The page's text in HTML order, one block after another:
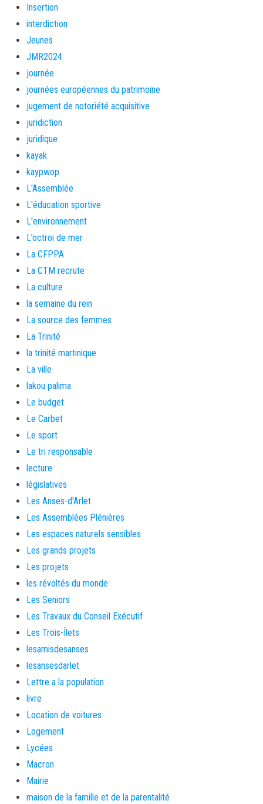
Insertion
interdiction
Jeunes
JMR2024
journée
journées européennes du patrimoine
jugement de notoriété acquisitive
juridiction
juridique
kayak
kaypwop
L'Assemblée
L'éducation sportive
L'environnement
L’octroi de mer
La CFPPA
La CTM recrute
La culture
la semaine du rein
La source des femmes
La Trinité
la trinité martinique
La ville
lakou palima
Le budget
Le Carbet
Le sport
Le tri responsable
lecture
législatives
Les Anses-d'Arlet
Les Assemblées Plénières
Les espaces naturels sensibles
Les grands projets
Les projets
les révoltés du monde
Les Seniors
Les Travaux du Conseil Exécutif
Les Trois-Îlets
lesamisdesanses
lesansesdarlet
Lettre a la population
livre
Location de voitures
Logement
Lycées
Macron
Mairie
maison de la famille et de la parentalité